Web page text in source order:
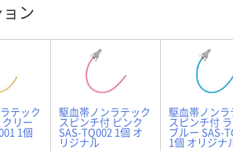
ン
テック
リー
1個
駆血帯ノンラテック
スピンチ付 ピンク
SAS-TQ002 1個 オ
リジナル
駆血帯ノン
スピンチ付
ブルー SAS-
1個 オリジナ